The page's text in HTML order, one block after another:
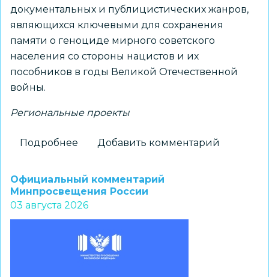
документальных и публицистических жанров,
являющихся ключевыми для сохранения
памяти о геноциде мирного советского
населения со стороны нацистов и их
пособников в годы Великой Отечественной
войны.
Региональные проекты
Подробнее
школьники
стали
призерами
регионального
конкурса
«Без
Добавить комментарий
Официальный комментарий
Минпросвещения России
03 августа 2026